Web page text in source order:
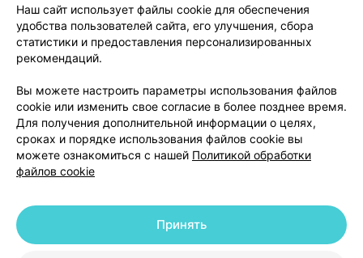
О проекте
Новости проекта
Размещение рекламы
Медицинский маркетинг
Публичный договор
Доставка
Способы оплаты
Вакансии
Партнеры
Написать руководителю 103.by
Написать в поддержку
Персональные настройки Cookie
© 2026 ООО «Артокс Лаб», УНП 191700409 | 220012, Республика Беларусь,
Наш сайт использует файлы cookie для обеспечения
удобства пользователей сайта, его улучшения, сбора
статистики и предоставления персонализированных
рекомендаций.
Вы можете настроить параметры использования файлов
cookie или изменить свое согласие в более позднее время.
Для получения дополнительной информации о целях,
сроках и порядке использования файлов cookie вы
можете ознакомиться с нашей Политикой обработки
файлов cookie
Принять